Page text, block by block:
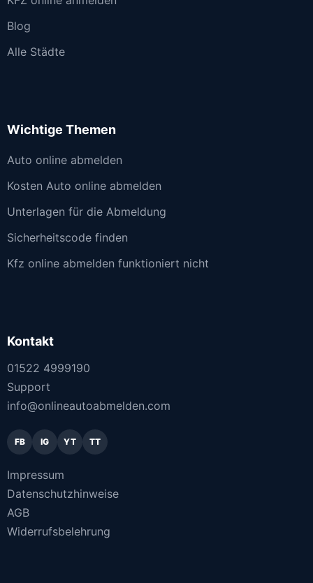
Blog
Alle Städte
Wichtige Themen
Auto online abmelden
Kosten Auto online abmelden
Unterlagen für die Abmeldung
Sicherheitscode finden
Kfz online abmelden funktioniert nicht
Kontakt
01522 4999190
Support
info@onlineautoabmelden.com
FB IG YT TT
Impressum
Datenschutzhinweise
AGB
Widerrufsbelehrung